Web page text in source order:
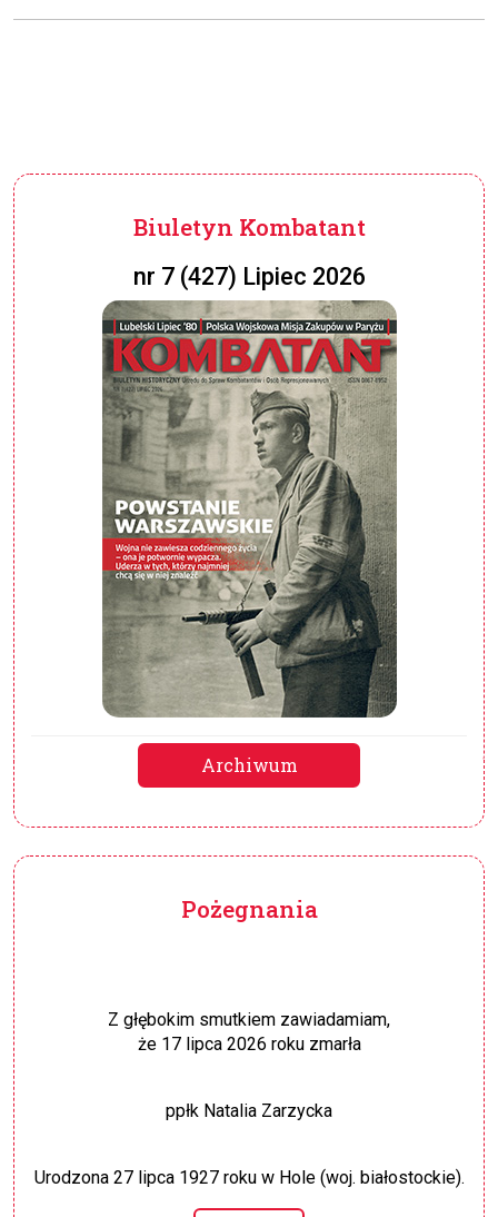
Biuletyn Kombatant
nr 7 (427) Lipiec 2026
Archiwum
Pożegnania
Z głębokim smutkiem zawiadamiam,
że 17 lipca 2026 roku zmarła
ppłk Natalia Zarzycka
Urodzona 27 lipca 1927 roku w Hole (woj. białostockie).